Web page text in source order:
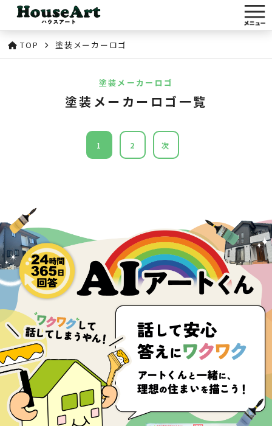
TOP 塗装メーカーロゴ
塗装メーカーロゴ
塗装メーカーロゴ一覧
1 2 次